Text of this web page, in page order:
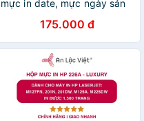
mực in date, mực ngày sản
175.000 đ